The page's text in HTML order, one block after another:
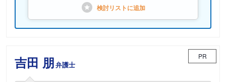
検討リストに追加
吉田 朋弁護士
PR